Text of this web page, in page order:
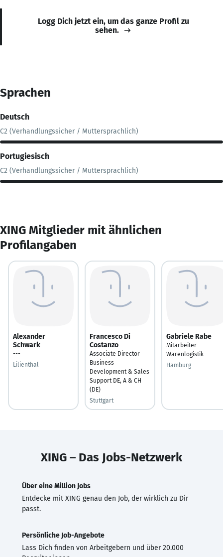
Logg Dich jetzt ein, um das ganze Profil zu
sehen.
Sprachen
Deutsch
C2 (Verhandlungssicher / Muttersprachlich)
Portugiesisch
C2 (Verhandlungssicher / Muttersprachlich)
XING Mitglieder mit ähnlichen
Profilangaben
Alexander
Schwark
---
Lilienthal
Francesco Di
Costanzo
Associate Director
Business
Development & Sales
Support DE, A & CH
(DE)
Stuttgart
Gabriele Rabe
Mitarbeiter
Warenlogistik
Hamburg
XING – Das Jobs-Netzwerk
Über eine Million Jobs
Entdecke mit XING genau den Job, der wirklich zu Dir
passt.
Persönliche Job-Angebote
Lass Dich finden von Arbeitgebern und über 20.000